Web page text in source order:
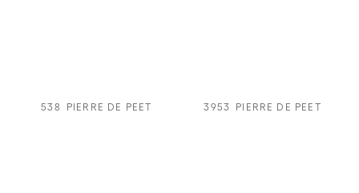
538 PIERRE DE PEET 3953 PIERRE DE PEET